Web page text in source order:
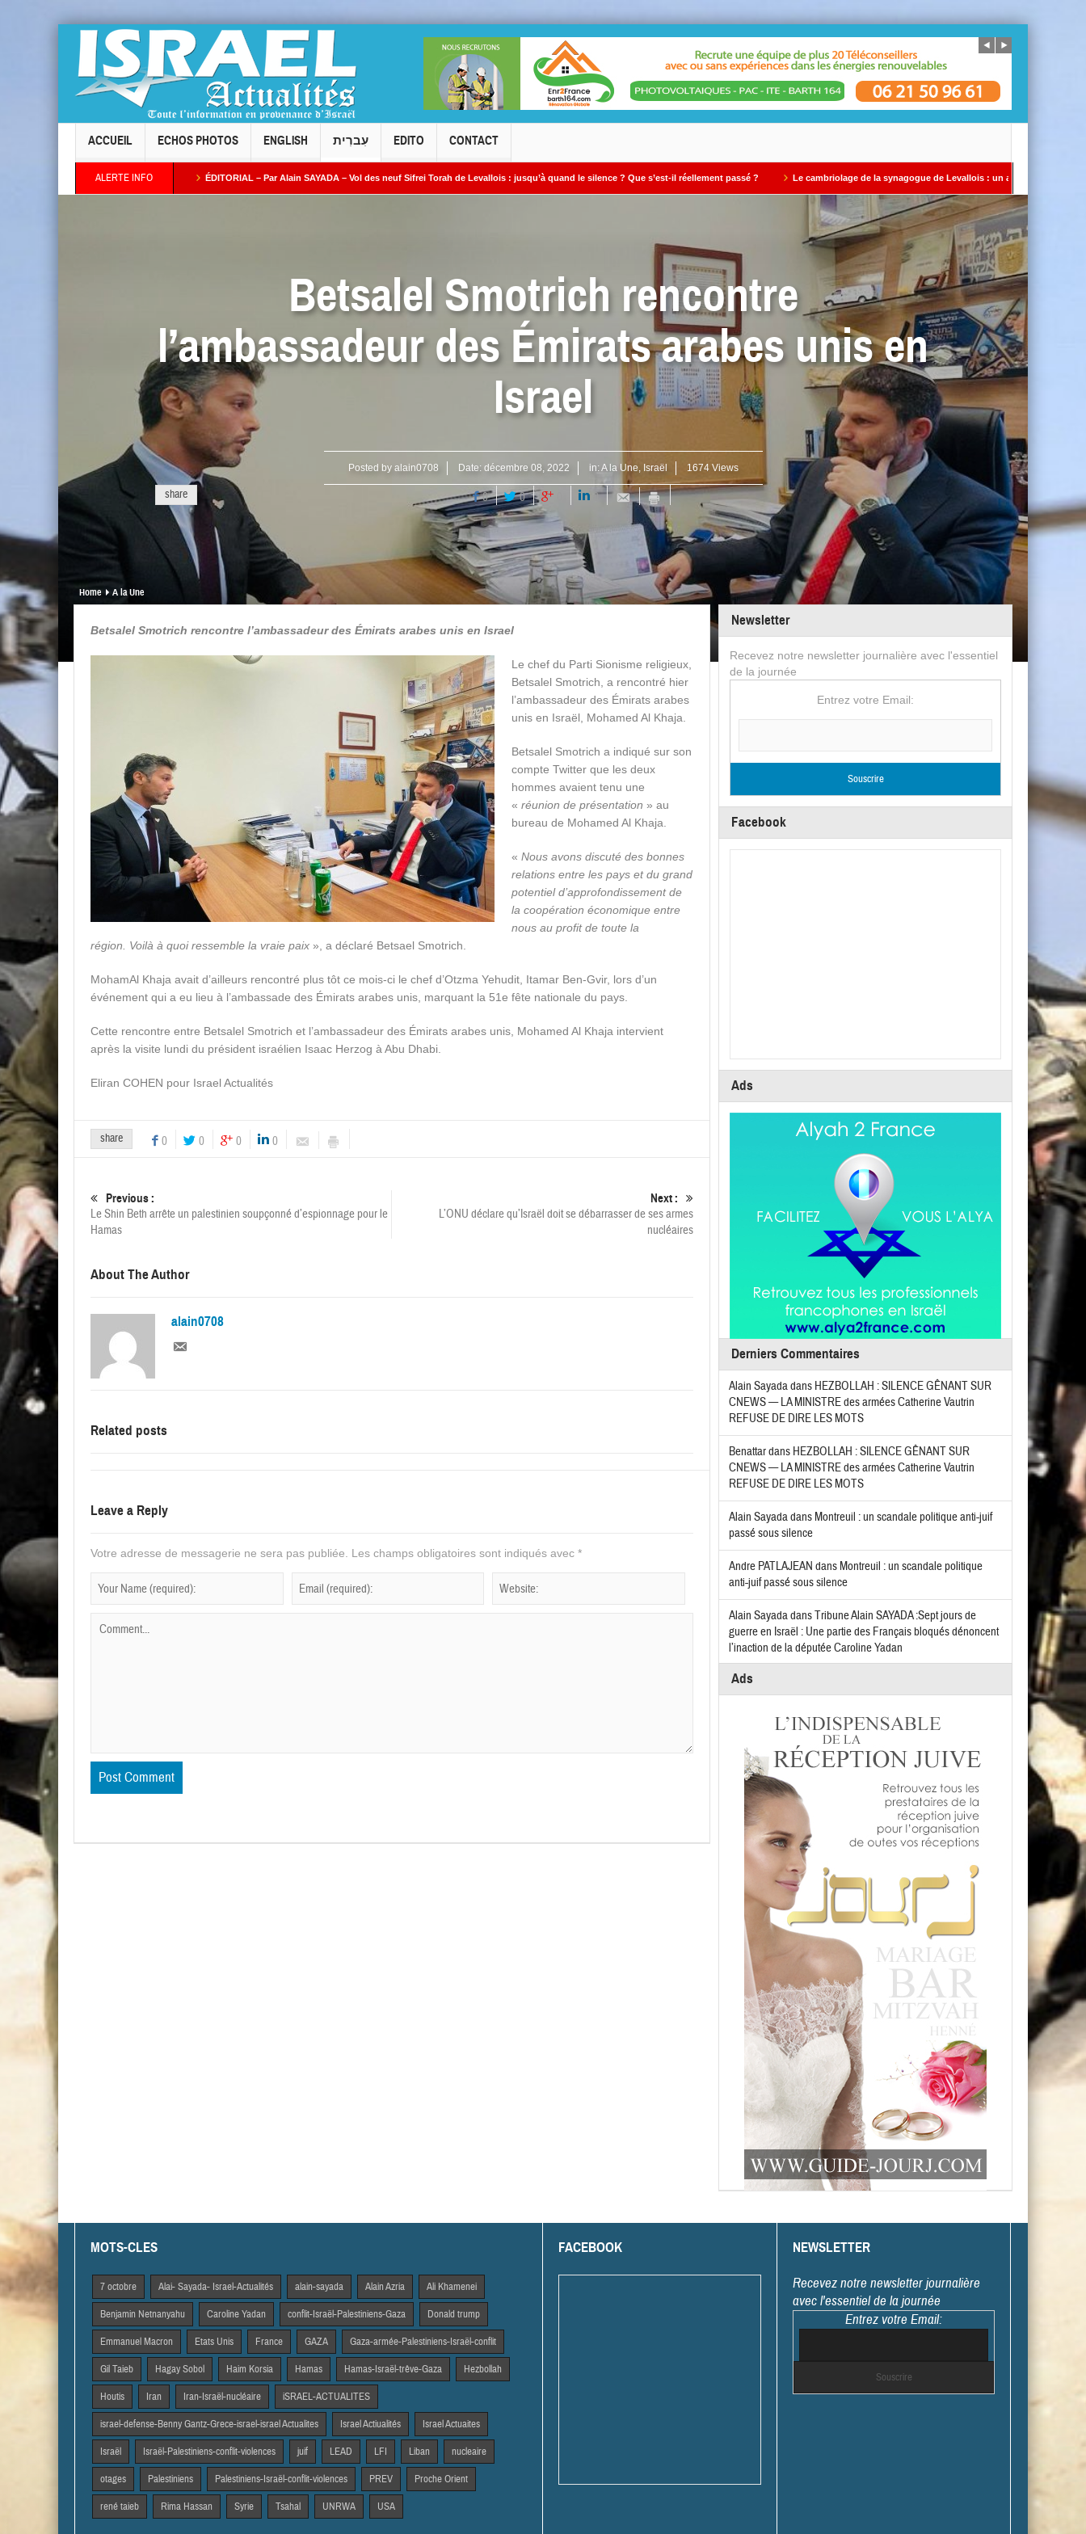
ACCUEIL ECHOS PHOTOS ENGLISH עִברִית EDITO CONTACT
ALERTE INFO
Taïeb par Alain AZRIA ÉDITORIAL – Par Alain SAYADA – Vol des neuf Sifrei Torah de Levallois : jusqu’à quand le silence ? Que s’est-il réellement passé ? Le cambriolage de la synagogue de Levallois : un avertissement qui ne doit pas être
Betsalel Smotrich rencontre
l’ambassadeur des Émirats arabes unis en
Israel
Posted by alain0708 Date: décembre 08, 2022 in:A la Une, Israël 1674 Views
share 0 0 0
Home A la Une
Betsalel Smotrich rencontre l’ambassadeur des Émirats arabes unis en Israel
Le chef du Parti Sionisme religieux,
Betsalel Smotrich, a rencontré hier
l’ambassadeur des Émirats arabes
unis en Israël, Mohamed Al Khaja.
Betsalel Smotrich a indiqué sur son
compte Twitter que les deux
hommes avaient tenu une
« réunion de présentation » au
bureau de Mohamed Al Khaja.
« Nous avons discuté des bonnes
relations entre les pays et du grand
potentiel d’approfondissement de
la coopération économique entre
nous au profit de toute la
région. Voilà à quoi ressemble la vraie paix », a déclaré Betsael Smotrich.
MohamAl Khaja avait d’ailleurs rencontré plus tôt ce mois-ci le chef d’Otzma Yehudit, Itamar Ben-Gvir, lors d’un
événement qui a eu lieu à l’ambassade des Émirats arabes unis, marquant la 51e fête nationale du pays.
Cette rencontre entre Betsalel Smotrich et l’ambassadeur des Émirats arabes unis, Mohamed Al Khaja intervient
après la visite lundi du président israélien Isaac Herzog à Abu Dhabi.
Eliran COHEN pour Israel Actualités
share 0 0 0 0
Previous :
Le Shin Beth arrête un palestinien soupçonné d’espionnage pour le
Hamas
Next :
L’ONU déclare qu’Israël doit se débarrasser de ses armes
nucléaires
About The Author
alain0708
Related posts
Leave a Reply
Votre adresse de messagerie ne sera pas publiée. Les champs obligatoires sont indiqués avec *
Newsletter
Recevez notre newsletter journalière avec l'essentiel
de la journée
Entrez votre Email:
Facebook
Ads
Derniers Commentaires
Alain Sayadadans HEZBOLLAH : SILENCE GÊNANT SUR
CNEWS — LA MINISTRE des armées Catherine Vautrin
REFUSE DE DIRE LES MOTS
Benattardans HEZBOLLAH : SILENCE GÊNANT SUR
CNEWS — LA MINISTRE des armées Catherine Vautrin
REFUSE DE DIRE LES MOTS
Alain Sayadadans Montreuil : un scandale politique anti-juif
passé sous silence
Andre PATLAJEAN dans Montreuil : un scandale politique
anti-juif passé sous silence
Alain SayadadansTribune Alain SAYADA :Sept jours de
guerre en Israël : Une partie des Français bloqués dénoncent
l’inaction de la députée Caroline Yadan
Ads
MOTS-CLES
7 octobre Alai- Sayada- Israel-Actualités alain-sayada Alain Azria Ali Khamenei
Benjamin Netnanyahu Caroline Yadan conflit-Israël-Palestiniens-Gaza Donald trump
Emmanuel Macron Etats Unis France GAZA Gaza-armée-Palestiniens-Israël-conflit
Gil Taieb Hagay Sobol Haim Korsia Hamas Hamas-Israël-trêve-Gaza Hezbollah
Houtis Iran Iran-Israël-nucléaire iSRAEL-ACTUALITES
israel-defense-Benny Gantz-Grece-israel-israel Actualites Israel Actiualités Israel Actuaites
Israël Israël-Palestiniens-conflit-violences juif LEAD LFI Liban nucleaire
otages Palestiniens Palestiniens-Israël-conflit-violences PREV Proche Orient
rené taieb Rima Hassan Syrie Tsahal UNRWA USA
FACEBOOK NEWSLETTER
Recevez notre newsletter journalière
avec l'essentiel de la journée
Entrez votre Email: